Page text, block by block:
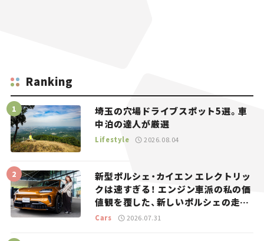
Ranking
埼玉の穴場ドライブスポット5選。車
中泊の達人が厳選
Lifestyle 2026.08.04
新型ポルシェ・カイエン エレクトリッ
クは速すぎる！ エンジン車派の私の価
値観を覆した、新しいポルシェの走
り。
Cars 2026.07.31